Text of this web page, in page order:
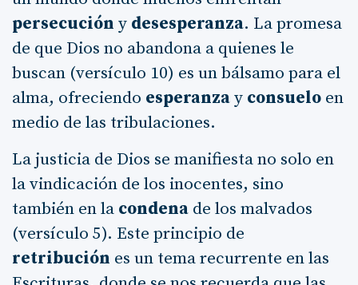
persecución y desesperanza. La promesa
de que Dios no abandona a quienes le
buscan (versículo 10) es un bálsamo para el
alma, ofreciendo esperanzay consuelo en
medio de las tribulaciones.
La justicia de Dios se manifiesta no solo en
la vindicación de los inocentes, sino
también en la condena de los malvados
(versículo 5). Este principio de
retribución es un tema recurrente en las